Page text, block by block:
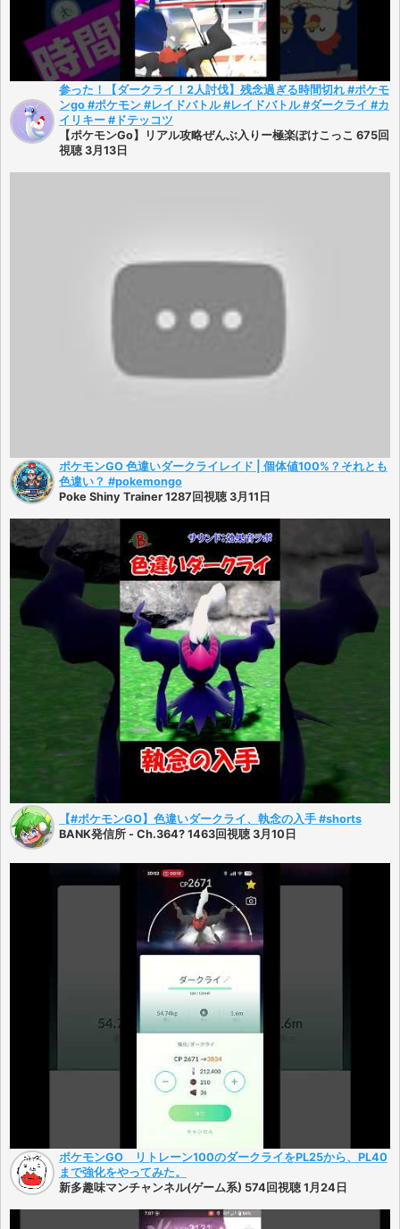
参った！【ダークライ！2人討伐】残念過ぎる時間切れ #ポケモ
ンgo #ポケモン #レイドバトル #レイドバトル #ダークライ #カ
イリキー #ドテッコツ
【ポケモンGo】リアル攻略ぜんぶ入りー極楽ぽけこっこ 675回
視聴 3月13日
ポケモンGO 色違いダークライレイド | 個体値100%？それとも
色違い？ #pokemongo
Poke Shiny Trainer 1287回視聴 3月11日
【#ポケモンGO】色違いダークライ、執念の入手 #shorts
BANK発信所 - Ch.364? 1463回視聴 3月10日
ポケモンGO リトレーン100のダークライをPL25から、PL40
まで強化をやってみた。
新多趣味マンチャンネル(ゲーム系) 574回視聴 1月24日